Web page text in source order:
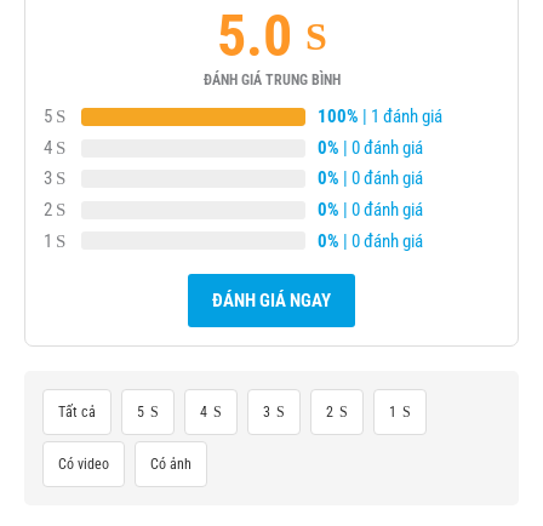
5.0
ĐÁNH GIÁ TRUNG BÌNH
5 100% | 1 đánh giá
4
0% | 0 đánh giá
3
0% | 0 đánh giá
2
0% | 0 đánh giá
1
0% | 0 đánh giá
ĐÁNH GIÁ NGAY
Tất cả 5 4 3 2 1
Có video Có ảnh